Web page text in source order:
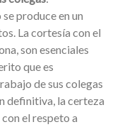
produce en un
La cortesía con el
son esenciales
que es
de sus colegas
definitiva, la certeza
el respeto a